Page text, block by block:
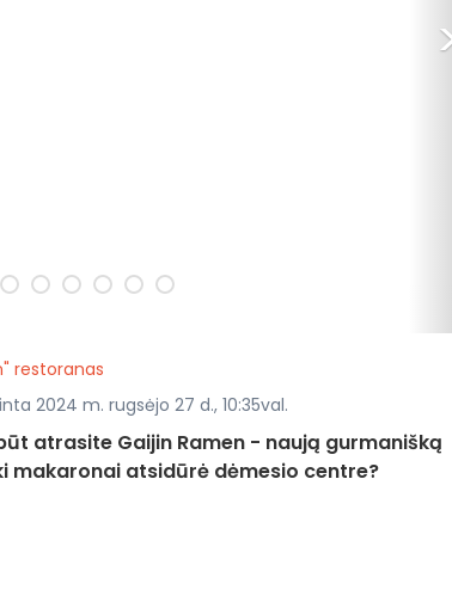
restoranas
2024 m. rugsėjo 27 d., 10:35val.
atrasite Gaijin Ramen - naują gurmanišką
makaronai atsidūrė dėmesio centre?